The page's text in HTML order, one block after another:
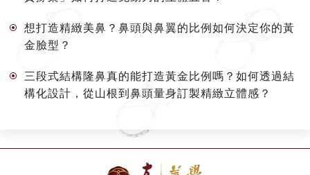
想打造精緻美鼻？鼻頭與鼻翼的比例如何決定你的黃
金臉型？
三段式結構隆鼻真的能打造黃金比例嗎？如何透過結
構化設計，從山根到鼻頭量身訂製精緻立體感？